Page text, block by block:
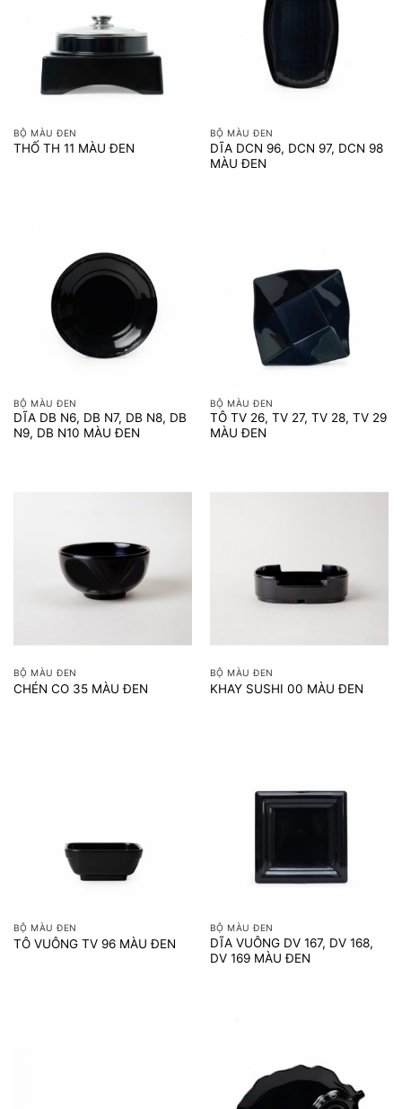
BỘ MÀU ĐEN
THỐ TH 11 MÀU ĐEN
BỘ MÀU ĐEN
DĨA DCN 96, DCN 97, DCN 98
MÀU ĐEN
BỘ MÀU ĐEN
DĨA DB N6, DB N7, DB N8, DB
N9, DB N10 MÀU ĐEN
BỘ MÀU ĐEN
TÔ TV 26, TV 27, TV 28, TV 29
MÀU ĐEN
BỘ MÀU ĐEN
CHÉN CO 35 MÀU ĐEN
BỘ MÀU ĐEN
KHAY SUSHI 00 MÀU ĐEN
BỘ MÀU ĐEN
TÔ VUÔNG TV 96 MÀU ĐEN
BỘ MÀU ĐEN
DĨA VUÔNG DV 167, DV 168,
DV 169 MÀU ĐEN